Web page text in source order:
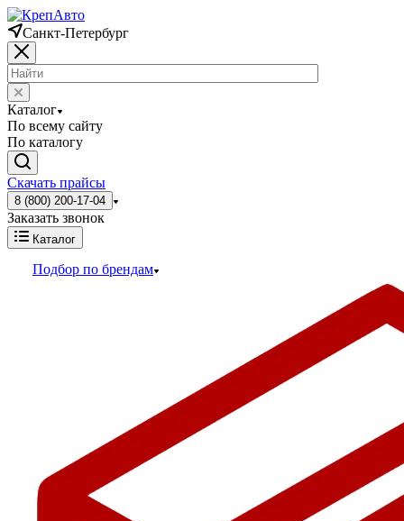
Санкт-Петербург
Каталог
По всему сайту
По каталогу
Скачать прайсы
8 (800) 200-17-04
Заказать звонок
Каталог
Подбор по брендам